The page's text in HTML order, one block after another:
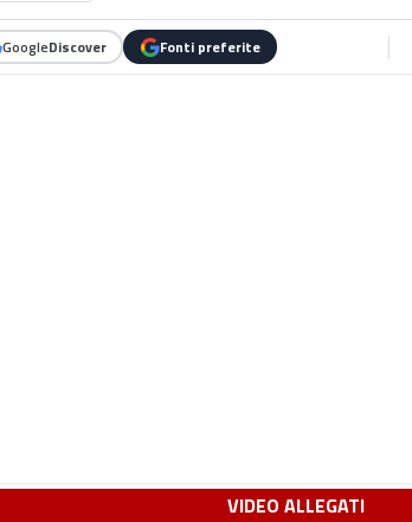
GoogleDiscover Fonti preferite
VIDEO ALLEGATI